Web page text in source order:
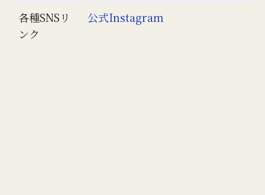
各種SNSリ
ンク
公式Instagram